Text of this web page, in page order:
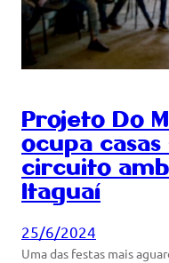
Projeto Do
ocupa
circuito
Itaguaí
25/6/2024
Uma das festas mais